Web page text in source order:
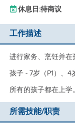
休息日:待商议
工作描述
进行家务、烹饪并
孩子 - 7岁（P1）、4
所有的孩子都在上学。
所需技能/职责